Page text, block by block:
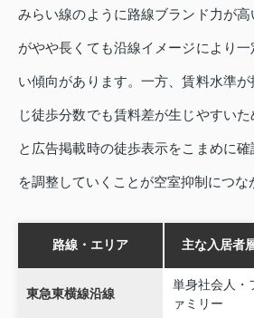
みらい線のように路線ブランド力が
がやや長くても沿線イメージにより
い傾向があります。一方、賃料水準
じ徒歩分数でも賃料差が生じやすい
と広告掲載時の徒歩表示をこまめに
を調整していくことが空室抑制につな
路線・エリア 主な入居者
東急東横線沿線
単身社会人・
ァミリー